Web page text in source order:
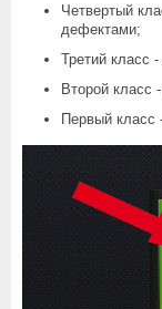
Четвертый
дефектами;
Третий класс
Второй класс
Первый класс